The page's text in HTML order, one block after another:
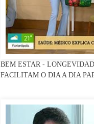
BEM ESTAR -
FACILITAM O DIA A DIA